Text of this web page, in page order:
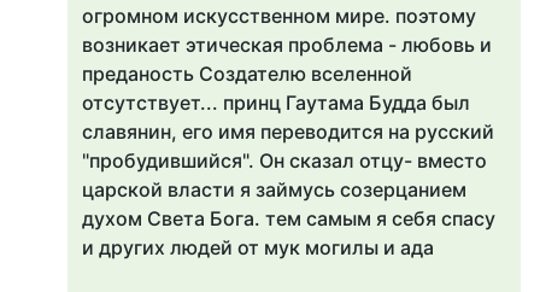
огромном искусственном мире. поэтому
возникает этическая проблема - любовь и
преданость Создателю вселенной
отсутствует... принц Гаутама Будда был
славянин, его имя переводится на русский
"пробудившийся". Он сказал отцу- вместо
царской власти я займусь созерцанием
духом Света Бога. тем самым я себя спасу
и других людей от мук могилы и ада